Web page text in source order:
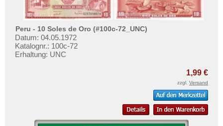
Peru - 10 Soles de Oro (#100c-72_UNC)
Datum: 04.05.1972
Katalognr.: 100c-72
Erhaltung: UNC
1,99 €
zzgl. Versand